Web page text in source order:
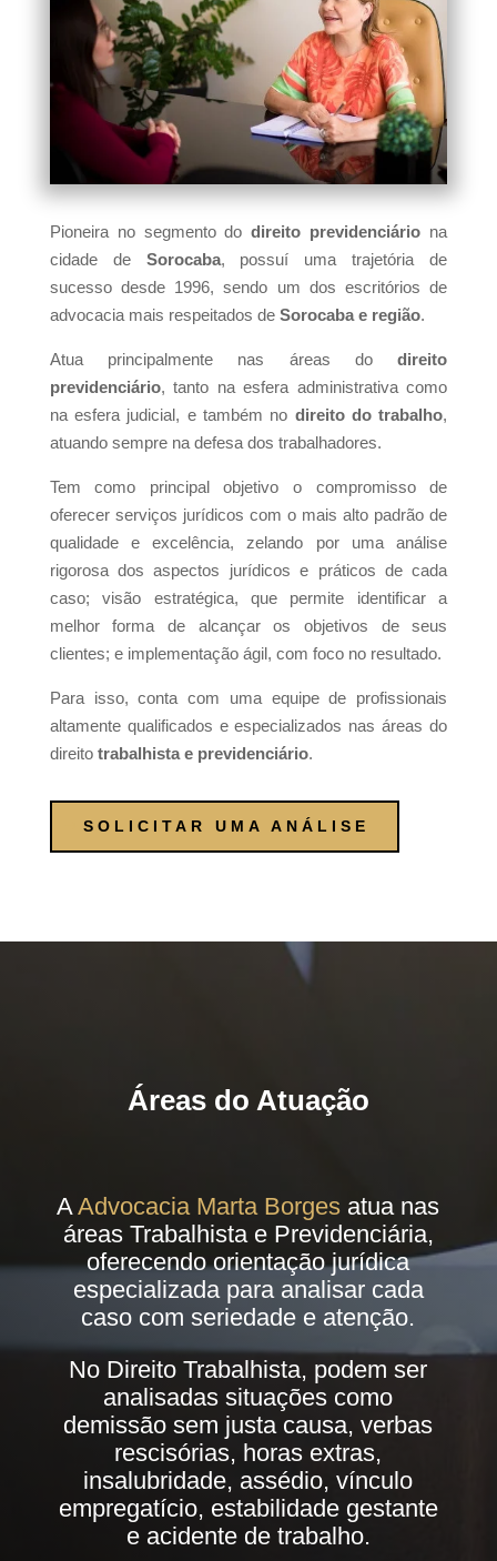
Pioneira no segmento dodireito previdenciário na
cidade de Sorocaba, possuí uma trajetória de
sucesso desde 1996, sendo um dos escritórios de
advocacia mais respeitados de Sorocaba e região.
Atua principalmente nas áreas dodireito
previdenciário, tanto na esfera administrativa como
na esfera judicial, e também no direito do trabalho,
atuando sempre na defesa dos trabalhadores.
Tem como principal objetivo o compromisso de
oferecer serviços jurídicos com o mais alto padrão de
qualidade e excelência, zelando por uma análise
rigorosa dos aspectos jurídicos e práticos de cada
caso; visão estratégica, que permite identificar a
melhor forma de alcançar os objetivos de seus
clientes; e implementação ágil, com foco no resultado.
Para isso, conta com uma equipe de profissionais
altamente qualificados e especializados nas áreas do
direito trabalhista e previdenciário.
SOLICITAR UMA ANÁLISE
Áreas do Atuação
AAdvocacia Marta Borges atua nas
áreas Trabalhista e Previdenciária,
oferecendo orientação jurídica
especializada para analisar cada
caso com seriedade e atenção.
No Direito Trabalhista, podem ser
analisadas situações como
demissão sem justa causa, verbas
rescisórias, horas extras,
insalubridade, assédio, vínculo
empregatício, estabilidade gestante
e acidente de trabalho.